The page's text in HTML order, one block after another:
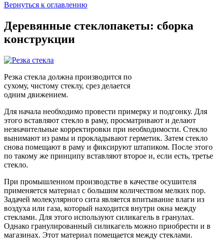
Вернуться к оглавлению
Деревянные стеклопакеты: сборка
конструкции
Резка стекла должна производится по
сухому, чистому стеклу, срез делается
одним движением.
Для начала необходимо провести примерку и подгонку. Для
этого вставляют стекло в раму, просматривают и делают
незначительные корректировки при необходимости. Стекло
вынимают из рамы и прокладывают герметик. Затем стекло
снова помещают в раму и фиксируют штапиком. После этого
по такому же принципу вставляют второе и, если есть, третье
стекло.
При промышленном производстве в качестве осушителя
применяется материал с большим количеством мелких пор.
Задачей молекулярного сита является впитывание влаги из
воздуха или газа, который находится внутри окна между
стеклами. Для этого используют силикагель в гранулах.
Однако гранулированный силикагель можно приобрести и в
магазинах. Этот материал помещается между стеклами.